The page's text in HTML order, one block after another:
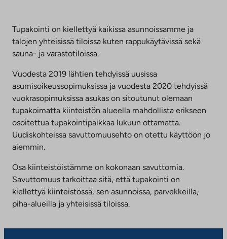
Tupakointi on kiellettyä kaikissa asunnoissamme ja
talojen yhteisissä tiloissa kuten rappukäytävissä sekä
sauna- ja varastotiloissa.
Vuodesta 2019 lähtien tehdyissä uusissa
asumisoikeussopimuksissa ja vuodesta 2020 tehdyissä
vuokrasopimuksissa asukas on sitoutunut olemaan
tupakoimatta kiinteistön alueella mahdollista erikseen
osoitettua tupakointipaikkaa lukuun ottamatta.
Uudiskohteissa savuttomuusehto on otettu käyttöön jo
aiemmin.
Osa kiinteistöistämme on kokonaan savuttomia.
Savuttomuus tarkoittaa sitä, että tupakointi on
kiellettyä kiinteistössä, sen asunnoissa, parvekkeilla,
piha-alueilla ja yhteisissä tiloissa.